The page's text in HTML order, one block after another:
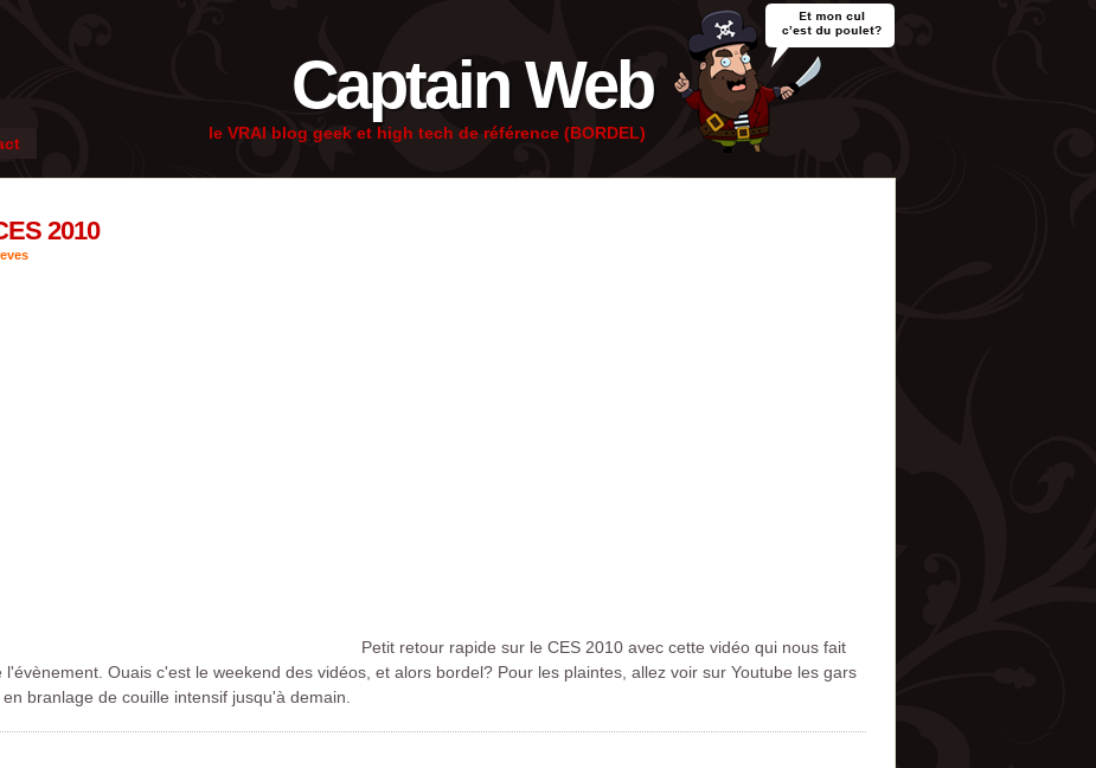
Captain Web
le VRAI blog geek et high tech de référence (BORDEL)
2010
Petit retour rapide sur le CES 2010 avec cette vidéo qui nous fait
Ouais c'est le weekend des vidéos, et alors bordel? Pour les plaintes, allez voir sur Youtube les gars
branlage de couille intensif jusqu'à demain.